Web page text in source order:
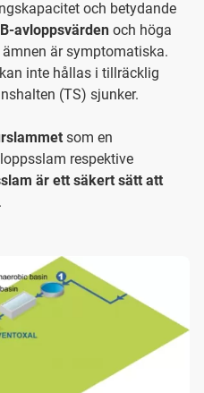
och betydande
avloppsvärden och höga
är symptomatiska.
inte hållas i tillräcklig
(TS) sjunker.
som en
respektive
är ett säkert sätt att
.